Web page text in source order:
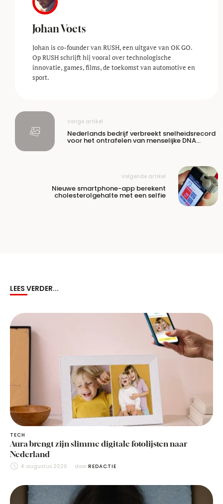
Johan Voets
Johan is co-founder van RUSH, een uitgave van OK GO.
Op RUSH schrijft hij vooral over technologische
innovatie, games, films, de toekomst van automotive en
sport.
Vorige artikel
Nederlands bedrijf verbreekt snelheidsrecord
voor het ontrafelen van menselijke DNA
Volgende artikel
Nieuwe smartphone-app berekent
cholesterolgehalte met een selfie
LEES VERDER...
TECH
Aura brengt zijn slimme digitale fotolijsten naar
Nederland
4 augustus 2026 door REDACTIE